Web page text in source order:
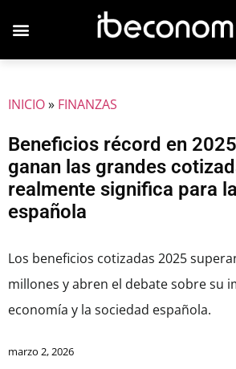
INICIO» FINANZAS
Beneficios récord en
ganan las grandes
realmente significa para
española
Los beneficios cotizadas 2025
millones y abren el debate sobre su
economía y la sociedad española.
marzo 2, 2026